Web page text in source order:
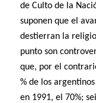
de Culto de la
suponen que el
destierran la
punto son
que, por el
% de los
en 1991, el 70%;